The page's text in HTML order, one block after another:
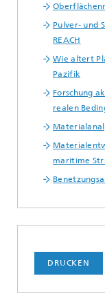
Pulver- und
REACH
Wie altert
Pazifik
Forschung
realen
maritime
DRUCKEN